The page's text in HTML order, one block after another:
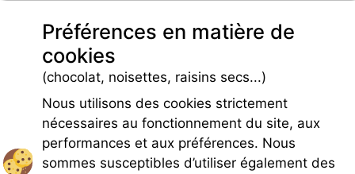
Parking
Infos pré et post réservation
Caution locative
Charges
Préférences en matière de
cookies
(chocolat, noisettes, raisins secs...)
Nous utilisons des cookies strictement
nécessaires au fonctionnement du site, aux
performances et aux préférences. Nous
sommes susceptibles d’utiliser également des